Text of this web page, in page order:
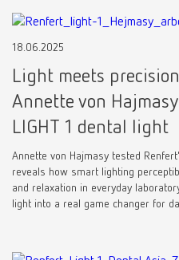
18.06.2025
Light meets
Annette von
LIGHT 1 dental light
Annette von Hajmasy tested
reveals how smart lighting
and relaxation in everyday
light into a real game changer for